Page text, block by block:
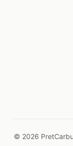
© 2026